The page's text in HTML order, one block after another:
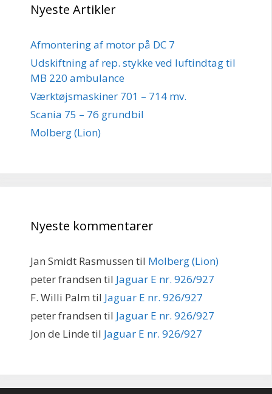
Nyeste Artikler
Afmontering af motor på DC 7
Udskiftning af rep. stykke ved luftindtag til
MB 220 ambulance
Værktøjsmaskiner 701 – 714 mv.
Scania 75 – 76 grundbil
Molberg (Lion)
Nyeste kommentarer
Jan Smidt Rasmussen til Molberg (Lion)
peter frandsen til Jaguar E nr. 926/927
F. Willi Palm til Jaguar E nr. 926/927
peter frandsen til Jaguar E nr. 926/927
Jon de Linde til Jaguar E nr. 926/927